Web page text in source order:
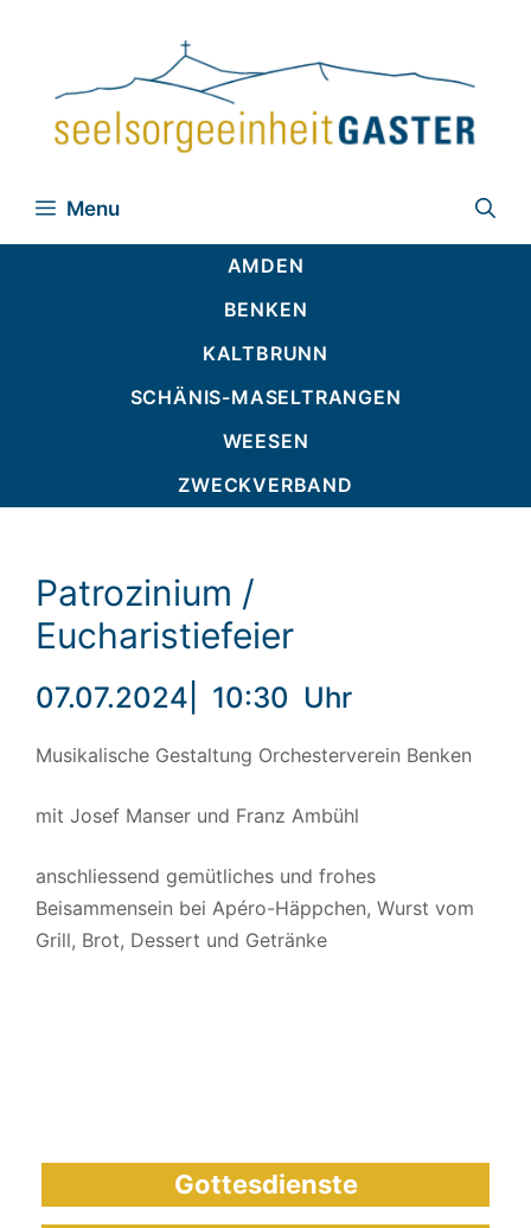
Menu
AMDEN
BENKEN
KALTBRUNN
SCHÄNIS-MASELTRANGEN
WEESEN
ZWECKVERBAND
Patrozinium /
Eucharistiefeier
07.07.2024 10:30 Uhr
Musikalische Gestaltung Orchesterverein Benken
mit Josef Manser und Franz Ambühl
anschliessend gemütliches und frohes
Beisammensein bei Apéro-Häppchen, Wurst vom
Grill, Brot, Dessert und Getränke
Gottesdienste